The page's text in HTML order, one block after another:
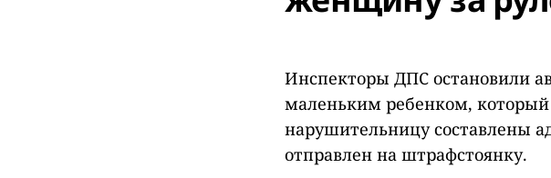
Инспекторы ДПС остановили
маленьким ребенком,
нарушительницу составлены
отправлен на штрафстоянку.